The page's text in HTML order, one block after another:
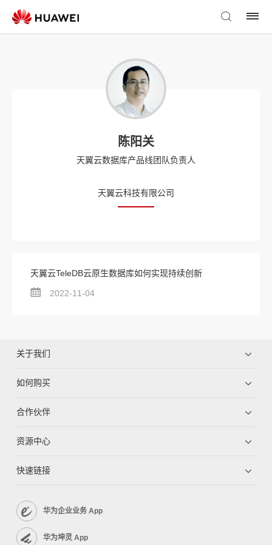
陈阳关
天翼云数据库产品线团队负责人
天翼云科技有限公司
天翼云TeleDB云原生数据库如何实现持续创新
2022-11-04
关于我们
如何购买
合作伙伴
资源中心
快速链接
华为企业业务 App
华为坤灵 App